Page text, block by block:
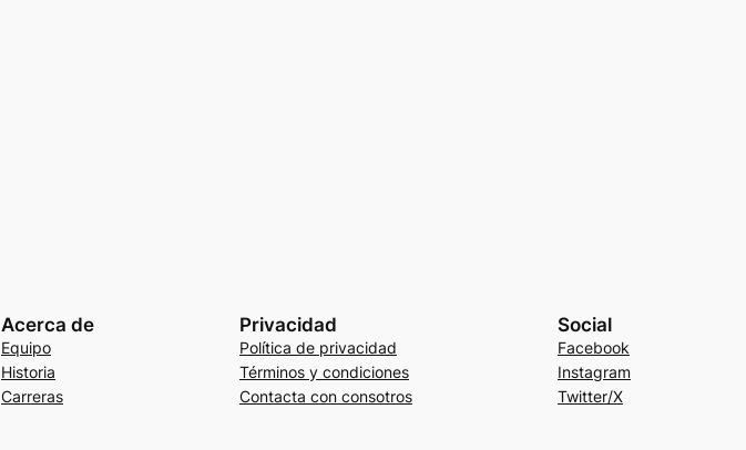
Acerca de
Equipo
Historia
Carreras
Privacidad
Política de privacidad
Términos y condiciones
Contacta con consotros
Social
Facebook
Instagram
Twitter/X